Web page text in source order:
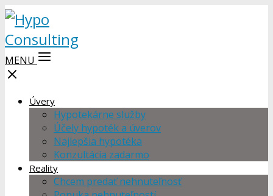
MENU
Úvery
Hypotekárne služby
Účely hypoték a úverov
Najlepšia hypotéka
Konzultácia zadarmo
Reality
Chcem predať nehnuteľnosť